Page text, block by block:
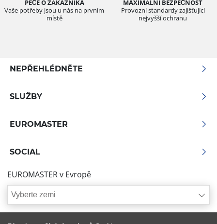
PÉČE O ZÁKAZNÍKA
Vaše potřeby jsou u nás na prvním
místě
MAXIMÁLNÍ BEZPEČNOST
Provozní standardy zajišťující
nejvyšší ochranu
NEPŘEHLÉDNĚTE
SLUŽBY
EUROMASTER
SOCIAL
EUROMASTER v Evropě
Vyberte zemi